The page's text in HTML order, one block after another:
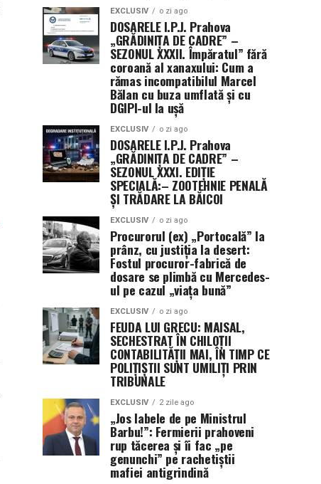
EXCLUSIV o zi ago
DOSARELE I.P.J. Prahova
„GRĂDINIȚA DE CADRE” –
SEZONUL XXXII. Împăratul” fără
coroană al xanaxului: Cum a
rămas incompatibilul Marcel
Bălan cu buza umflată și cu
DGIPI-ul la ușă
EXCLUSIV o zi ago
DOSARELE I.P.J. Prahova
„GRĂDINIȚA DE CADRE” –
SEZONUL XXXI. EDIȚIE
SPECIALĂ:– ZOOTEHNIE PENALĂ
ȘI TRĂDARE LA BĂICOI
EXCLUSIV o zi ago
Procurorul (ex) „Portocală” la
prânz, cu justiția la desert:
Fostul procuror-fabrică de
dosare se plimbă cu Mercedes-
ul pe cazul „viața bună”
EXCLUSIV o zi ago
FEUDA LUI GRECU: MAISAL,
SECHESTRAT ÎN CHILOȚII
CONTABILITĂȚII MAI, ÎN TIMP CE
POLIȚIȘTII SUNT UMILIȚI PRIN
TRIBUNALE
EXCLUSIV 2 zile ago
„Jos labele de pe Ministrul
Barbu!”: Fermierii prahoveni
rup tăcerea și îi fac „pe
genunchi” pe rachetiștii
mafiei antigrindină